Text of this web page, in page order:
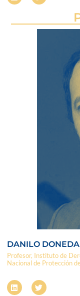
DANILO DONEDA
Profesor, Instituto de
Nacional de Protección